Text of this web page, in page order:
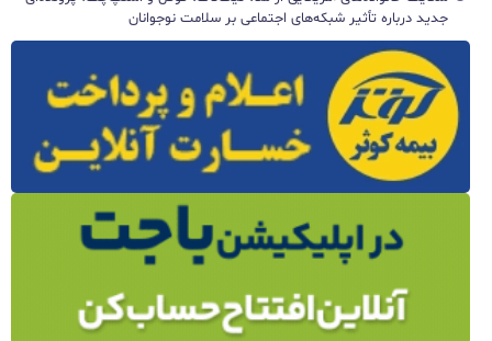
جدید درباره تأثیر شبکه‌های اجتماعی بر سلامت نوجوانان